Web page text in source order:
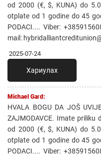
od 2000 (€, $, KUNA) do
otplate od 1 godine do 45
PODACI.... Viber:
mail:
2025-07-24
Хариулах
Michael Gard:
HVALA BOGU DA JOŠ
ZAJMODAVCE. Imate
od 2000 (€, $, KUNA) do
otplate od 1 godine do 45
PODACI.... Viber: